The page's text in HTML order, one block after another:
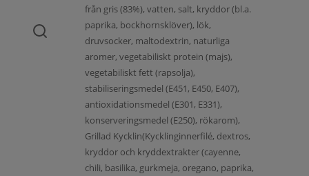
från gris (83%), vatten, salt, kryddor (bl.a.
paprika, bockhornsklöver), lök,
druvsocker, maltodextrin, naturliga
aromer, vegetabiliskt protein (majs),
vegetabiliskt fett (rapsolja),
stabiliseringsmedel (E451, E450, E407),
antioxidationsmedel (E301, E331),
konserveringsmedel (E250), rökarom),
Grillad Kycklin(Kycklinginnerfilé, dextros,
kryddor och kryddextrakter (cayenne,
chili, basilika, gurkmeja, oregano, paprika,